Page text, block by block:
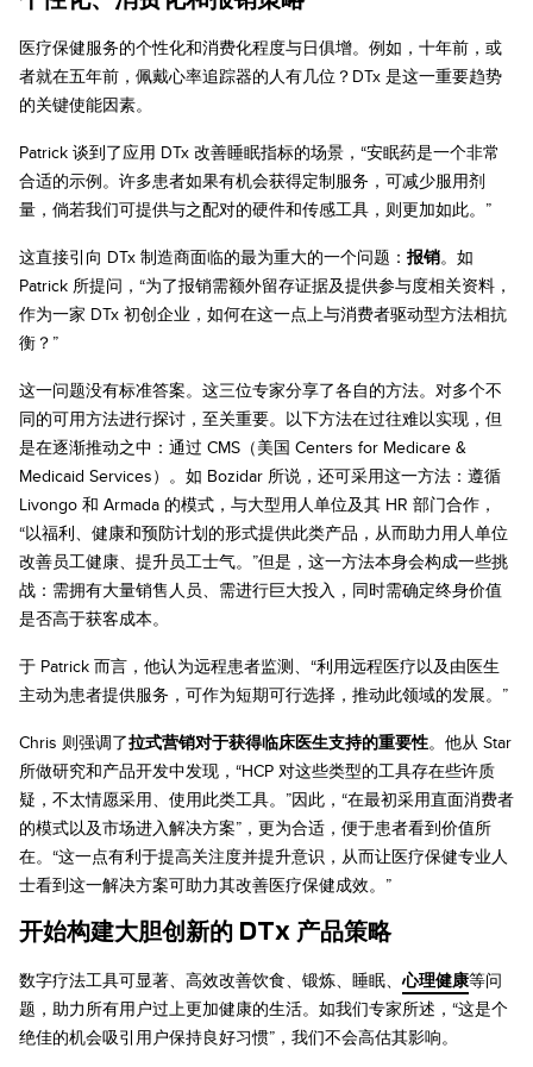
医疗保健服务的个性化和消费化程度与日俱增。例如，十年前，或
者就在五年前，佩戴心率追踪器的人有几位？DTx 是这一重要趋势
的关键使能因素。
Patrick 谈到了应用 DTx 改善睡眠指标的场景，“安眠药是一个非常
合适的示例。许多患者如果有机会获得定制服务，可减少服用剂
量，倘若我们可提供与之配对的硬件和传感工具，则更加如此。”
这直接引向 DTx 制造商面临的最为重大的一个问题： 报销。如
Patrick 所提问，“为了报销需额外留存证据及提供参与度相关资料，
作为一家 DTx 初创企业，如何在这一点上与消费者驱动型方法相抗
衡？”
这一问题没有标准答案。这三位专家分享了各自的方法。对多个不
同的可用方法进行探讨，至关重要。以下方法在过往难以实现，但
是在逐渐推动之中：通过 CMS（美国 Centers for Medicare &
Medicaid Services）。如 Bozidar 所说，还可采用这一方法：遵循
Livongo 和 Armada 的模式，与大型用人单位及其 HR 部门合作，
“以福利、健康和预防计划的形式提供此类产品，从而助力用人单位
改善员工健康、提升员工士气。”但是，这一方法本身会构成一些挑
战：需拥有大量销售人员、需进行巨大投入，同时需确定终身价值
是否高于获客成本。
于 Patrick 而言，他认为远程患者监测、“利用远程医疗以及由医生
主动为患者提供服务，可作为短期可行选择，推动此领域的发展。”
Chris 则强调了拉式营销对于获得临床医生支持的重要性。他从 Star
所做研究和产品开发中发现，“HCP 对这些类型的工具存在些许质
疑，不太情愿采用、使用此类工具。”因此，“在最初采用直面消费者
的模式以及市场进入解决方案”，更为合适，便于患者看到价值所
在。“这一点有利于提高关注度并提升意识，从而让医疗保健专业人
士看到这一解决方案可助力其改善医疗保健成效。”
开始构建大胆创新的 DTx 产品策略
数字疗法工具可显著、高效改善饮食、锻炼、睡眠、 心理健康等问
题，助力所有用户过上更加健康的生活。如我们专家所述，“这是个
绝佳的机会吸引用户保持良好习惯”，我们不会高估其影响。